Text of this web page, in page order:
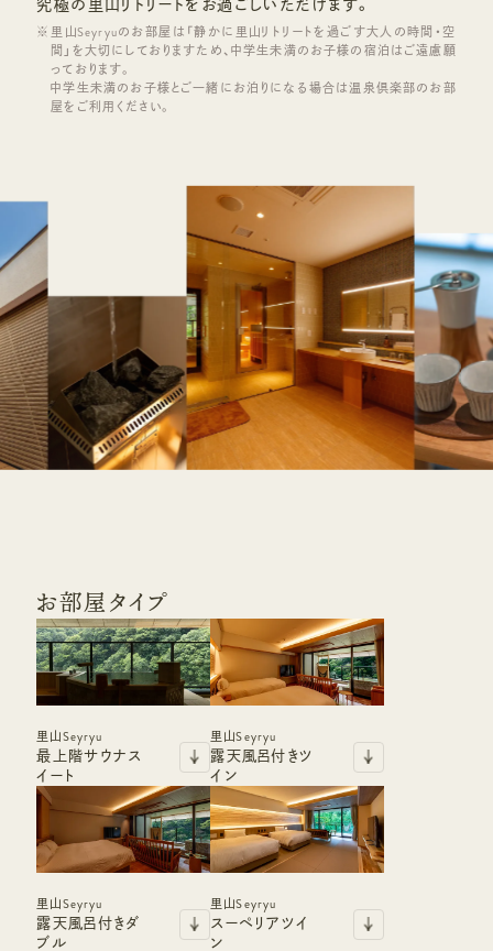
究極の里山リトリートをお過ごしいただけます。
里山Seyryuのお部屋は「静かに里山リトリートを過ごす大人の時間・空
間」を大切にしておりますため、中学生未満のお子様の宿泊はご遠慮願
っております。
中学生未満のお子様とご一緒にお泊りになる場合は温泉倶楽部のお部
屋をご利用ください。
お部屋タイプ
里山Seyryu
最上階サウナス
イート
里山Seyryu
露天風呂付きツ
イン
里山Seyryu
露天風呂付きダ
ブル
里山Seyryu
スーペリアツイ
ン